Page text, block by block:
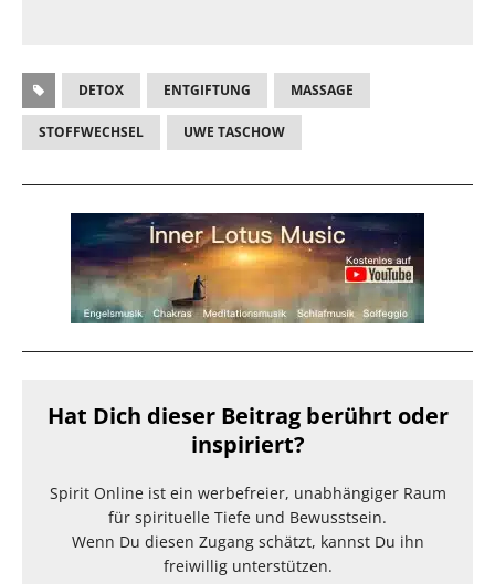
DETOX ENTGIFTUNG MASSAGE
STOFFWECHSEL UWE TASCHOW
Hat Dich dieser Beitrag berührt oder
inspiriert?
Spirit Online ist ein werbefreier, unabhängiger Raum
für spirituelle Tiefe und Bewusstsein.
Wenn Du diesen Zugang schätzt, kannst Du ihn
freiwillig unterstützen.